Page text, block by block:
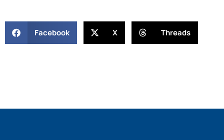
Facebook X Threads